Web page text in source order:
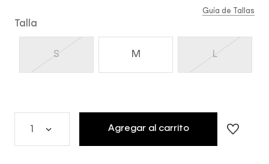
Talla
S M L
Guía de Tallas
Agregar al carrito